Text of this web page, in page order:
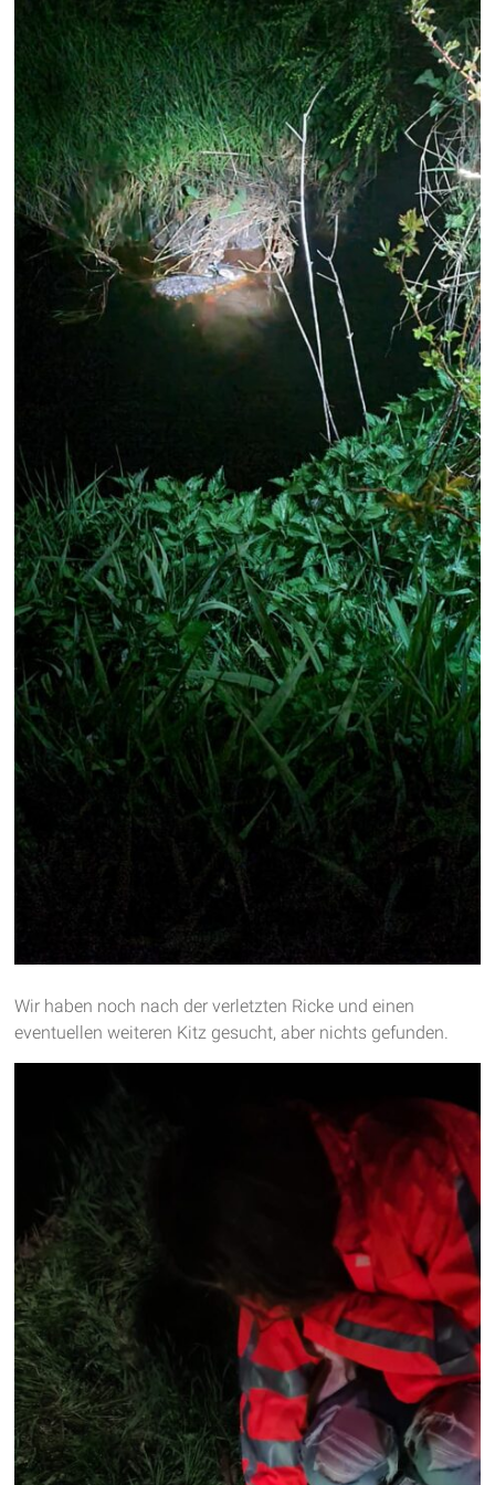
Wir haben noch nach der verletzten Ricke und einen
eventuellen weiteren Kitz gesucht, aber nichts gefunden.